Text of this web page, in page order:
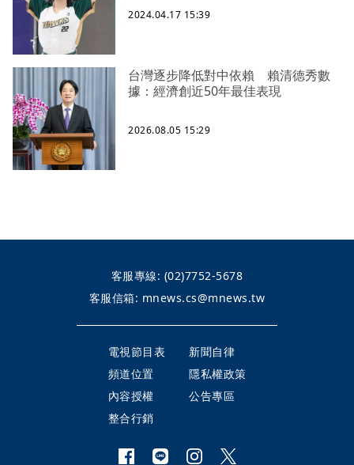
2024.04.17 15:39
台灣逐步降低對中依賴 賴清德秀數
據：經濟創近50年最佳表現
2026.08.05 15:29
客服專線: (02)7752-5678
客服信箱: mnews.cs@mnews.tw
電視節目表
新聞自律
頻道位置
隱私權政策
內容授權
公告專區
整合行銷